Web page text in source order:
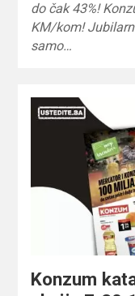
do čak 43%!
KM/kom!
samo…
Konzum